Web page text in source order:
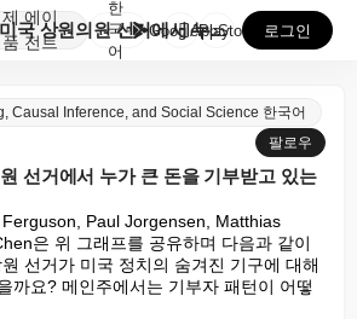
제
품
에이
전트
메인주 미국 상원의원 선거에서 누가 큰 돈을 기부받고 ...
한
국
어
GooglePlay
AppStore 로그인
Causal Inference, and Social Science 한국어
팔로우
선거에서 누가 큰 돈을 기부받고 있는
Paul Jorgensen, Matthias
은 위 그래프를 공유하며 다음과 같이
선거가 미국 정치의 숨겨진 기구에 대해
까요? 메인주에서는 기부자 패턴이 어떻